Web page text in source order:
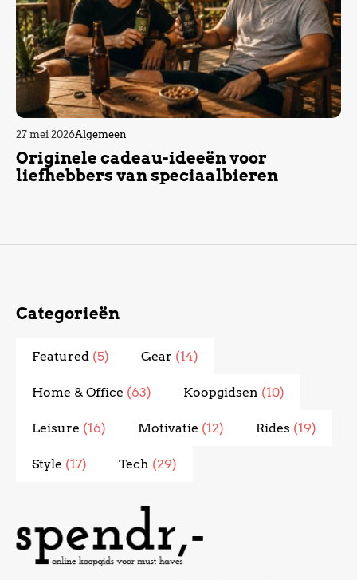
27 mei 2026Algemeen
Originele cadeau-ideeën voor
liefhebbers van speciaalbieren
Categorieën
Featured (5) Gear (14)
Home & Office (63) Koopgidsen (10)
Leisure (16) Motivatie (12) Rides (19)
Style (17) Tech (29)